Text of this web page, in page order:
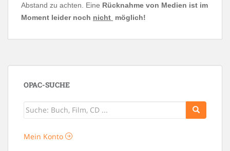
Abstand zu achten. Eine Rücknahme von Medien ist im
Moment leider noch nicht möglich!
OPAC-SUCHE
Mein Konto